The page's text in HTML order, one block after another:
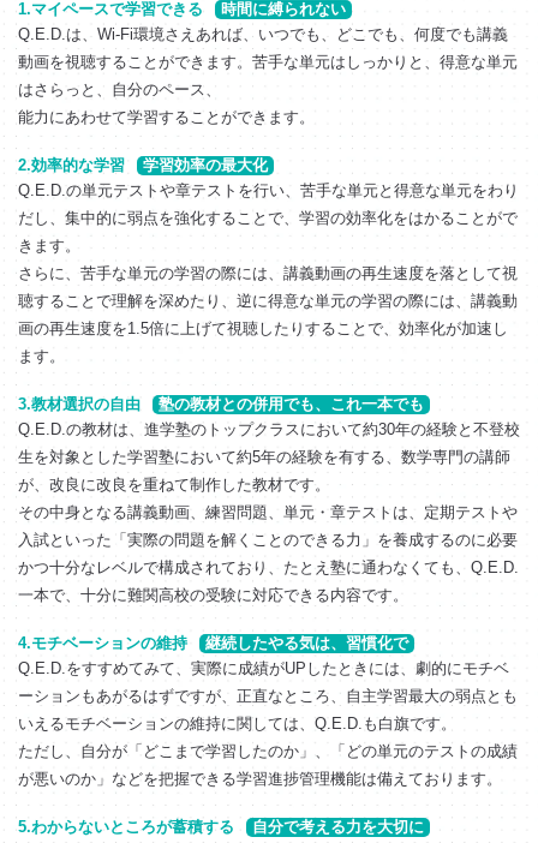
1.マイペースで学習できる
時間に縛られない
Q.E.D.は、Wi-Fi環境さえあれば、いつでも、どこでも、何度でも講義
動画を視聴することができます。苦手な単元はしっかりと、得意な単元
はさらっと、自分のペース、
能力にあわせて学習することができます。
2.効率的な学習
学習効率の最大化
Q.E.D.の単元テストや章テストを行い、苦手な単元と得意な単元をわり
だし、集中的に弱点を強化することで、学習の効率化をはかることがで
きます。
さらに、苦手な単元の学習の際には、講義動画の再生速度を落として視
聴することで理解を深めたり、逆に得意な単元の学習の際には、講義動
画の再生速度を1.5倍に上げて視聴したりすることで、効率化が加速し
ます。
3.教材選択の自由
塾の教材との併用でも、これ一本でも
Q.E.D.の教材は、進学塾のトップクラスにおいて約30年の経験と不登校
生を対象とした学習塾において約5年の経験を有する、数学専門の講師
が、改良に改良を重ねて制作した教材です。
その中身となる講義動画、練習問題、単元・章テストは、定期テストや
入試といった「実際の問題を解くことのできる力」を養成するのに必要
かつ十分なレベルで構成されており、たとえ塾に通わなくても、Q.E.D.
一本で、十分に難関高校の受験に対応できる内容です。
4.モチベーションの維持
継続したやる気は、習慣化で
Q.E.D.をすすめてみて、実際に成績がUPしたときには、劇的にモチベ
ーションもあがるはずですが、正直なところ、自主学習最大の弱点とも
いえるモチベーションの維持に関しては、Q.E.D.も白旗です。
ただし、自分が「どこまで学習したのか」、「どの単元のテストの成績
が悪いのか」などを把握できる学習進捗管理機能は備えております。
5.わからないところが蓄積する
自分で考える力を大切に